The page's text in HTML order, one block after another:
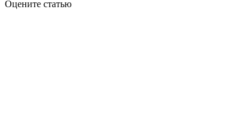
Оцените статью